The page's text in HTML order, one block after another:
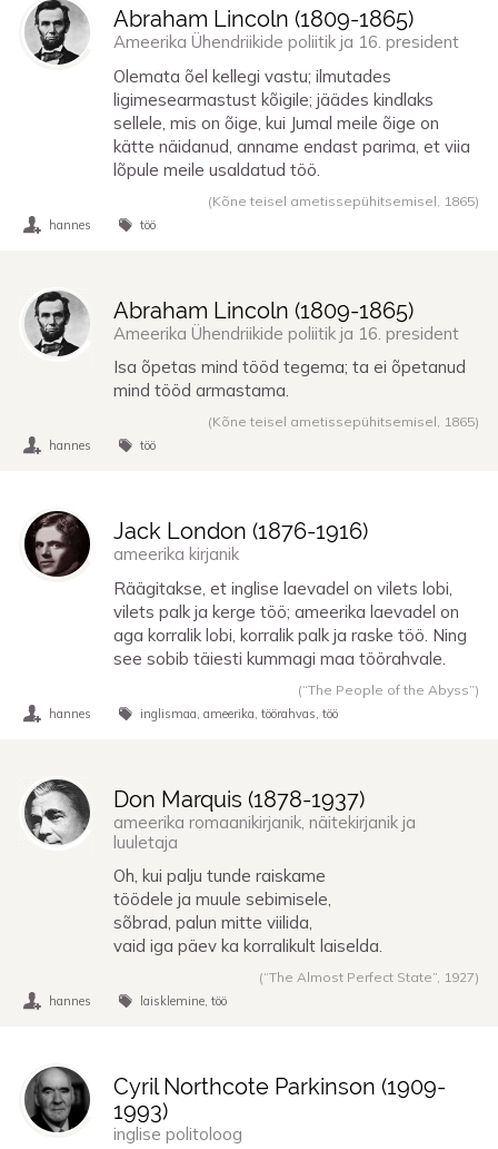
Abraham Lincoln (1809-1865)
Ameerika Ühendriikide poliitik ja 16. president
Olemata õel kellegi vastu; ilmutades
ligimesearmastust kõigile; jäädes kindlaks
sellele, mis on õige, kui Jumal meile õige on
kätte näidanud, anname endast parima, et viia
lõpule meile usaldatud töö.
(Kõne teisel ametissepühitsemisel, 1865)
hannes töö
Abraham Lincoln (1809-1865)
Ameerika Ühendriikide poliitik ja 16. president
Isa õpetas mind tööd tegema; ta ei õpetanud
mind tööd armastama.
(Kõne teisel ametissepühitsemisel, 1865)
hannes töö
Jack London (1876-1916)
ameerika kirjanik
Räägitakse, et inglise laevadel on vilets lobi,
vilets palk ja kerge töö; ameerika laevadel on
aga korralik lobi, korralik palk ja raske töö. Ning
see sobib täiesti kummagi maa töörahvale.
(“The People of the Abyss”)
hannes inglismaa ameerika töörahvas töö
Don Marquis (1878-1937)
ameerika romaanikirjanik, näitekirjanik ja
luuletaja
Oh, kui palju tunde raiskame
töödele ja muule sebimisele,
sõbrad, palun mitte viilida,
vaid iga päev ka korralikult laiselda.
(“The Almost Perfect State”, 1927)
hannes laisklemine töö
Cyril Northcote Parkinson (1909-
1993)
inglise politoloog